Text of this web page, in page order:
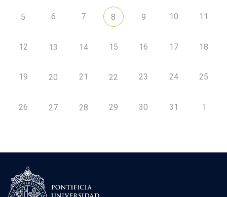
5 6 7 8 9 10 11
12 13 14 15 16 17 18
19 20 21 22 23 24 25
26 27 28 29 30 31 1